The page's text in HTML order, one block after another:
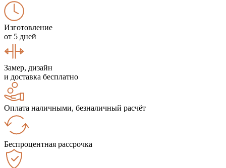
Изготовление
от 5 дней
Замер, дизайн
и доставка бесплатно
Оплата наличными, безналичный расчёт
Беспроцентная рассрочка